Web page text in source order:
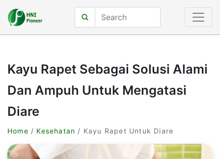
Kayu Rapet Sebagai Solusi Alami
Dan Ampuh Untuk Mengatasi
Diare
Home / Kesehatan / Kayu Rapet Untuk Diare